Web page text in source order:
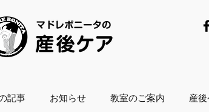
記事 お知らせ 教室のご案内 産